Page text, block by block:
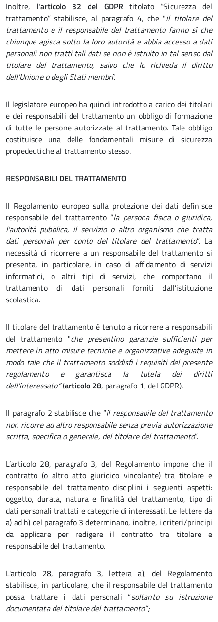
Inoltre, l'articolo 32 del GDPR titolato “Sicurezza del
trattamento” stabilisce, al paragrafo 4, che "il titolare del
trattamento e il responsabile del trattamento fanno sì che
chiunque agisca sotto la loro autorità e abbia accesso a dati
personali non tratti tali dati se non è istruito in tal senso dal
titolare del trattamento, salvo che lo richieda il diritto
dell'Unione o degli Stati membri'.
Il legislatore europeo ha quindi introdotto a carico dei titolari
e dei responsabili del trattamento un obbligo di formazione
di tutte le persone autorizzate al trattamento. Tale obbligo
costituisce una delle fondamentali misure di sicurezza
propedeutiche al trattamento stesso.
RESPONSABILI DEL TRATTAMENTO
Il Regolamento europeo sulla protezione dei dati definisce
responsabile del trattamento “la persona fisica o giuridica,
l'autorità pubblica, il servizio o altro organismo che tratta
dati personali per conto del titolare del trattamento”. La
necessità di ricorrere a un responsabile del trattamento si
presenta, in particolare, in caso di affidamento di servizi
informatici, o altri tipi di servizi, che comportano il
trattamento di dati personali forniti dall’istituzione
scolastica.
Il titolare del trattamento è tenuto a ricorrere a responsabili
del trattamento "che presentino garanzie sufficienti per
mettere in atto misure tecniche e organizzative adeguate in
modo tale che il trattamento soddisfi i requisiti del presente
regolamento e garantisca la tutela dei diritti
dell'interessato”(articolo 28, paragrafo 1, del GDPR).
Il paragrafo 2 stabilisce che “il responsabile del trattamento
non ricorre ad altro responsabile senza previa autorizzazione
scritta, specifica o generale, del titolare del trattamento”.
L’articolo 28, paragrafo 3, del Regolamento impone che il
contratto (o altro atto giuridico vincolante) tra titolare e
responsabile del trattamento disciplini i seguenti aspetti:
oggetto, durata, natura e finalità del trattamento, tipo di
dati personali trattati e categorie di interessati. Le lettere da
a) ad h) del paragrafo 3 determinano, inoltre, i criteri/principi
da applicare per redigere il contratto tra titolare e
responsabile del trattamento.
L'articolo 28, paragrafo 3, lettera a), del Regolamento
stabilisce, in particolare, che il responsabile del trattamento
possa trattare i dati personali “soltanto su istruzione
documentata del titolare del trattamento”;